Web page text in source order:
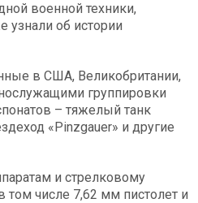
военной техники,
узнали об истории
в США, Великобритании,
группировки
– тяжелый танк
«Pinzgauer» и другие
и стрелковому
числе 7,62 мм пистолет и